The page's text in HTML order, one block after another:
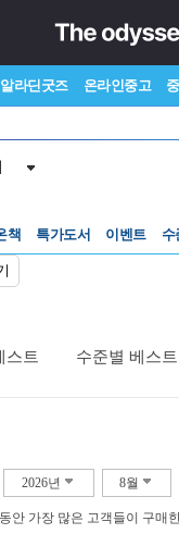
알라딘굿즈 온라인중고
책 특가도서 이벤트
수
스트 수준별 베스트
2026년 8월
안 가장 많은 고객들이 구매